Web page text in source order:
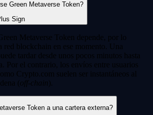
Green Metaverse Token?
Metaverse Token depende, por lo
red blockchain en ese momento. Una
tardar desde unos pocos minutos hasta
Por el contrario, los envíos entre usuarios
Crypto.com suelen ser instantáneos al
(off-chain ).
Token a una cartera externa?